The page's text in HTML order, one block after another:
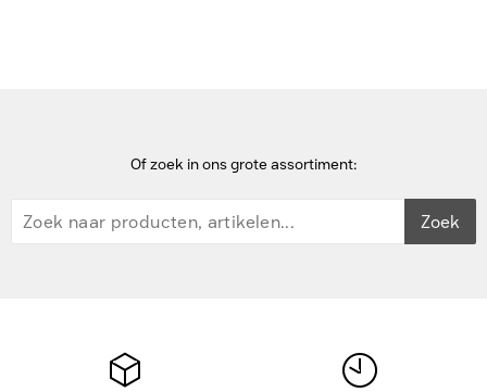
Of zoek in ons grote assortiment:
Zoek